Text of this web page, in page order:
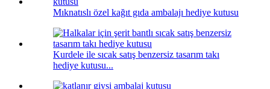
Mıknatıslı özel kağıt gıda ambalajı hediye kutusu
Kurdele ile sıcak satış benzersiz tasarım takı
hediye kutusu...